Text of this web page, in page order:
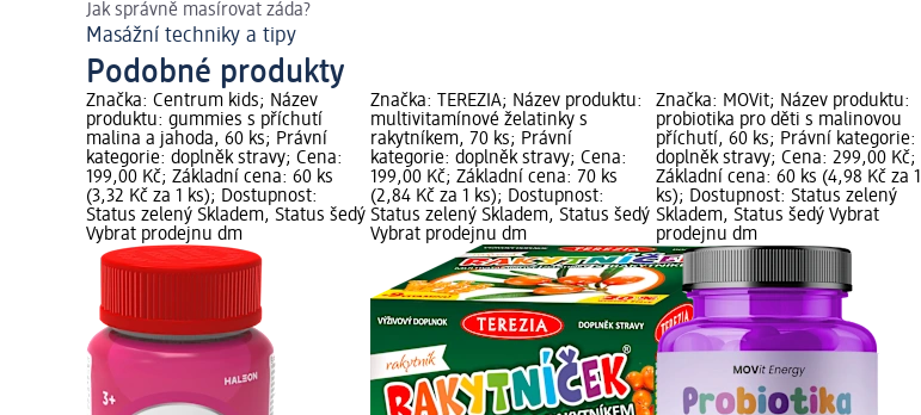
Jak správně masírovat záda?
Masážní techniky a tipy
Podobné produkty
Značka: Centrum kids; Název
produktu: gummies s příchutí
malina a jahoda, 60 ks; Právní
kategorie: doplněk stravy; Cena:
199,00 Kč; Základní cena: 60 ks
(3,32 Kč za 1 ks); Dostupnost:
Status zelený Skladem, Status šedý
Vybrat prodejnu dm
Značka: TEREZIA; Název produktu:
multivitamínové želatinky s
rakytníkem, 70 ks; Právní
kategorie: doplněk stravy; Cena:
199,00 Kč; Základní cena: 70 ks
(2,84 Kč za 1 ks); Dostupnost:
Status zelený Skladem, Status šedý
Vybrat prodejnu dm
Značka: MOVit; Název produktu:
probiotika pro děti s malinovou
příchutí, 60 ks; Právní kategorie:
doplněk stravy; Cena: 299,00 Kč;
Základní cena: 60 ks (4,98 Kč za 1
ks); Dostupnost: Status zelený
Skladem, Status šedý Vybrat
prodejnu dm